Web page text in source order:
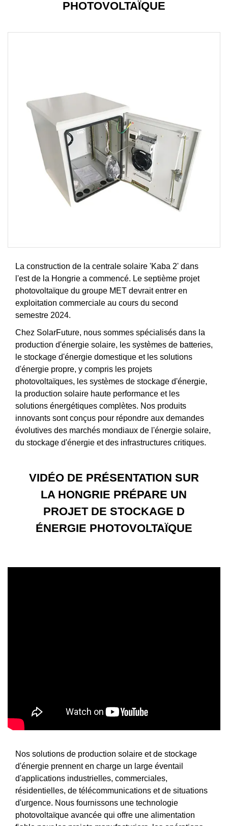
PHOTOVOLTAÏQUE
La construction de la centrale solaire 'Kaba 2' dans
l'est de la Hongrie a commencé. Le septième projet
photovoltaïque du groupe MET devrait entrer en
exploitation commerciale au cours du second
semestre 2024.
Chez SolarFuture, nous sommes spécialisés dans la
production d'énergie solaire, les systèmes de batteries,
le stockage d'énergie domestique et les solutions
d'énergie propre, y compris les projets
photovoltaïques, les systèmes de stockage d'énergie,
la production solaire haute performance et les
solutions énergétiques complètes. Nos produits
innovants sont conçus pour répondre aux demandes
évolutives des marchés mondiaux de l'énergie solaire,
du stockage d'énergie et des infrastructures critiques.
VIDÉO DE PRÉSENTATION SUR
LA HONGRIE PRÉPARE UN
PROJET DE STOCKAGE D
ÉNERGIE PHOTOVOLTAÏQUE
Nos solutions de production solaire et de stockage
d'énergie prennent en charge un large éventail
d'applications industrielles, commerciales,
résidentielles, de télécommunications et de situations
d'urgence. Nous fournissons une technologie
photovoltaïque avancée qui offre une alimentation